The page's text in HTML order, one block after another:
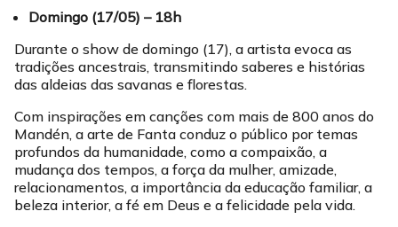
Domingo (17/05) – 18h
Durante o show de domingo (17), a artista evoca as
tradições ancestrais, transmitindo saberes e histórias
das aldeias das savanas e florestas.
Com inspirações em canções com mais de 800 anos do
Mandén, a arte de Fanta conduz o público por temas
profundos da humanidade, como a compaixão, a
mudança dos tempos, a força da mulher, amizade,
relacionamentos, a importância da educação familiar, a
beleza interior, a fé em Deus e a felicidade pela vida.